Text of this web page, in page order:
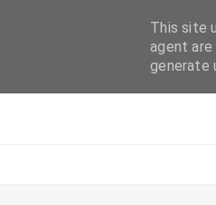
This site
agent
generate